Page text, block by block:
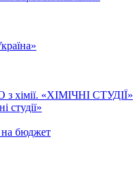
з хімії. «ХІМІЧНІ СТУДІЇ»
студії»
на бюджет